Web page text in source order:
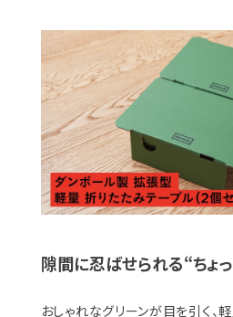
隙間に忍ばせられる“ちょ
おしゃれなグリーンが目を引く、